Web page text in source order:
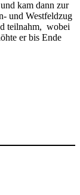
kam dann zur
und Westfeldzug
teilnahm, wobei
er bis Ende